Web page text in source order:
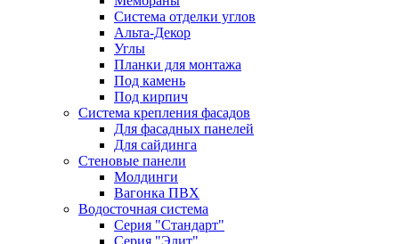
Система отделки углов
Альта-Декор
Углы
Планки для монтажа
Под камень
Под кирпич
Система крепления фасадов
Для фасадных панелей
Для сайдинга
Стеновые панели
Молдинги
Вагонка ПВХ
Водосточная система
Серия "Стандарт"
Серия "Элит"